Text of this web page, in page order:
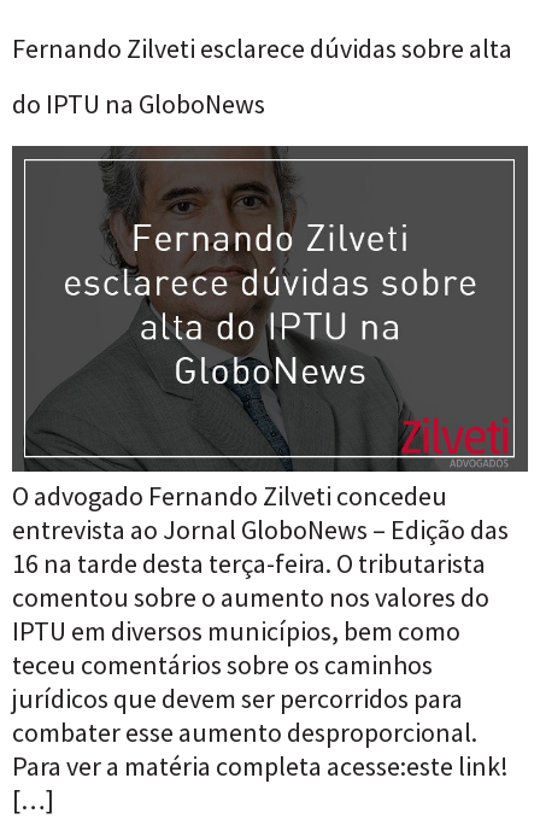
Fernando Zilveti esclarece dúvidas sobre alta
do IPTU na GloboNews
O advogado Fernando Zilveti concedeu
entrevista ao Jornal GloboNews – Edição das
16 na tarde desta terça-feira. O tributarista
comentou sobre o aumento nos valores do
IPTU em diversos municípios, bem como
teceu comentários sobre os caminhos
jurídicos que devem ser percorridos para
combater esse aumento desproporcional.
Para ver a matéria completa acesse:este link!
[…]